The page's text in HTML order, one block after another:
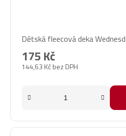
Dětská fleecová deka
144,63 Kč bez DPH
175 Kč